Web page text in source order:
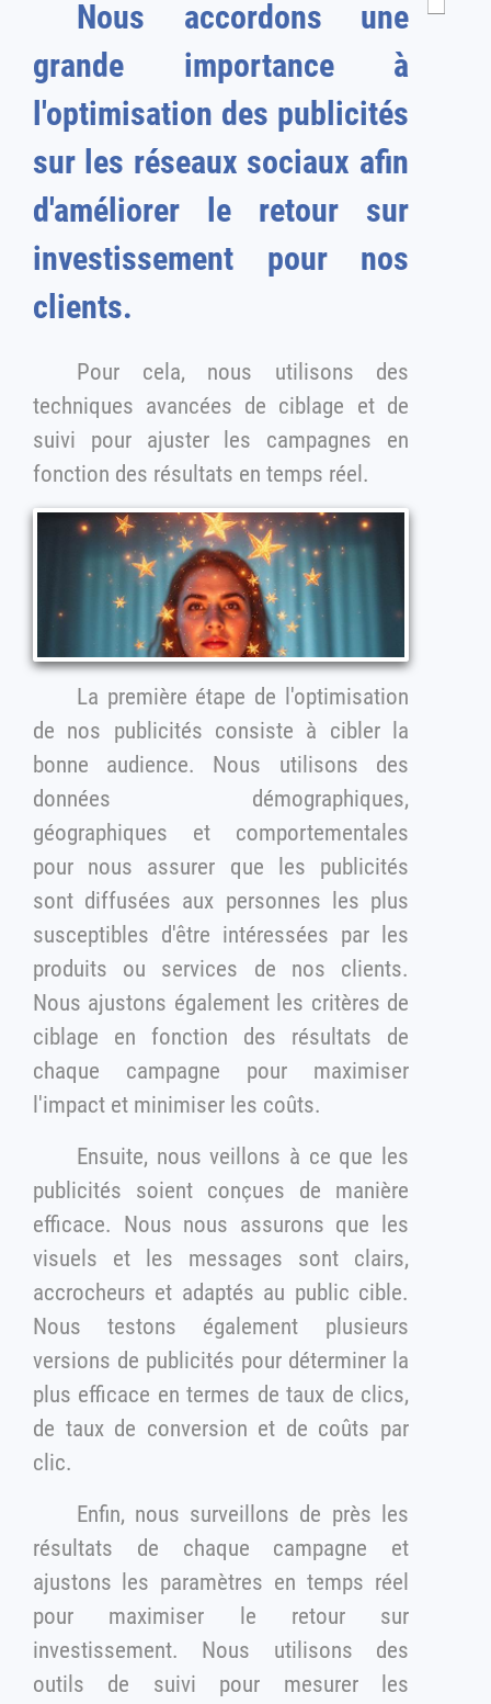
Nous accordons une
grande importance à
l'optimisation des publicités
sur les réseaux sociaux afin
d'améliorer le retour sur
investissement pour nos
clients.
Pour cela, nous utilisons des
techniques avancées de ciblage et de
suivi pour ajuster les campagnes en
fonction des résultats en temps réel.
La première étape de l'optimisation
de nos publicités consiste à cibler la
bonne audience. Nous utilisons des
données démographiques,
géographiques et comportementales
pour nous assurer que les publicités
sont diffusées aux personnes les plus
susceptibles d'être intéressées par les
produits ou services de nos clients.
Nous ajustons également les critères de
ciblage en fonction des résultats de
chaque campagne pour maximiser
l'impact et minimiser les coûts.
Ensuite, nous veillons à ce que les
publicités soient conçues de manière
efficace. Nous nous assurons que les
visuels et les messages sont clairs,
accrocheurs et adaptés au public cible.
Nous testons également plusieurs
versions de publicités pour déterminer la
plus efficace en termes de taux de clics,
de taux de conversion et de coûts par
clic.
Enfin, nous surveillons de près les
résultats de chaque campagne et
ajustons les paramètres en temps réel
pour maximiser le retour sur
investissement. Nous utilisons des
outils de suivi pour mesurer les